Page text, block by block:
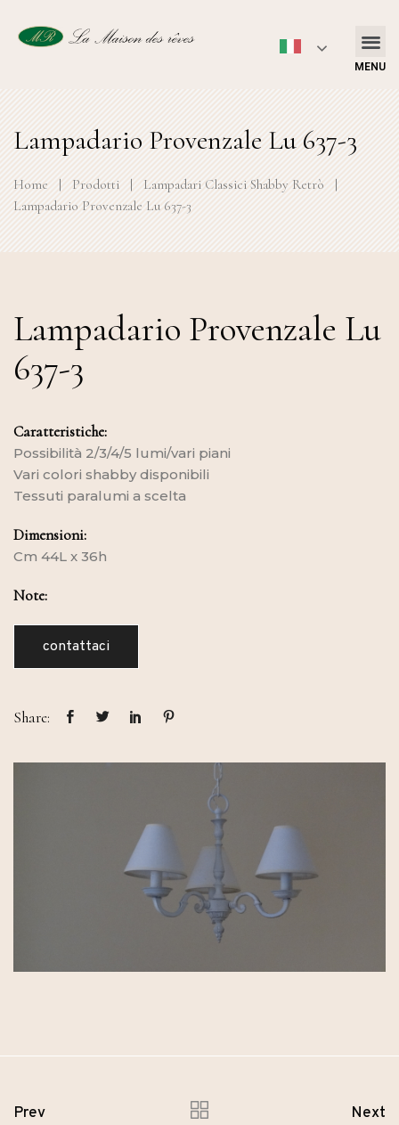
MENU
Lampadario Provenzale Lu 637-3
Home | Prodotti | Lampadari Classici Shabby Retrò
|
Lampadario Provenzale Lu 637-3
Lampadario Provenzale Lu
637-3
Caratteristiche:
Possibilità 2/3/4/5 lumi/vari piani
Vari colori shabby disponibili
Tessuti paralumi a scelta
Dimensioni:
Cm 44L x 36h
Note:
contattaci
Share:
Prev Next